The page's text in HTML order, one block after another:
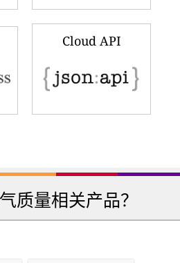
Cloud API
质量相关产品？